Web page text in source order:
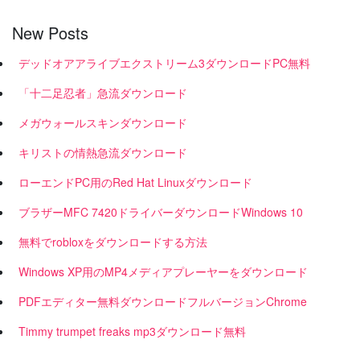
New Posts
デッドオアアライブエクストリーム3ダウンロードPC無料
「十二足忍者」急流ダウンロード
メガウォールスキンダウンロード
キリストの情熱急流ダウンロード
ローエンドPC用のRed Hat Linuxダウンロード
ブラザーMFC 7420ドライバーダウンロードWindows 10
無料でrobloxをダウンロードする方法
Windows XP用のMP4メディアプレーヤーをダウンロード
PDFエディター無料ダウンロードフルバージョンChrome
Timmy trumpet freaks mp3ダウンロード無料